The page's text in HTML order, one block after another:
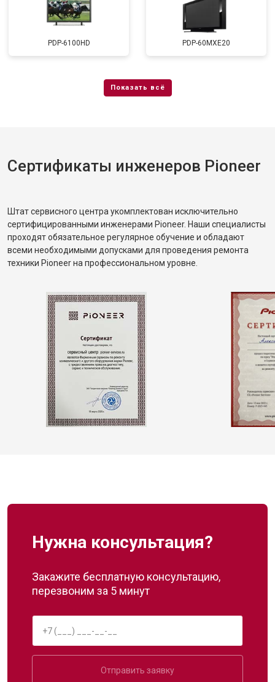
PDP-6100HD PDP-60MXE20
Сертификаты инженеров Pioneer
Штат сервисного центра укомплектован исключительно
сертифицированными инженерами Pioneer. Наши специалисты
проходят обязательное регулярное обучение и обладают
всеми необходимыми допусками для проведения ремонта
техники Pioneer на профессиональном уровне.
Нужна консультация?
Закажите бесплатную консультацию,
перезвоним за 5 минут
Отправить заявку